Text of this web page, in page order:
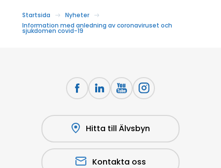
Startsida
Nyheter
Information med anledning av coronaviruset och
sjukdomen covid-19
Hitta till Älvsbyn
Kontakta oss